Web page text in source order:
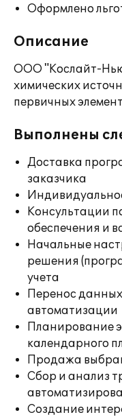
Оформлено
Описание
ООО "Кослайт-
химических
первичных
Выполнены
Доставка
заказчика
Консультации
обеспечения и
Начальные
решения
учета
Перенос
автоматизации
Планирование
календарного
Продажа
Сбор и анализ
Создание